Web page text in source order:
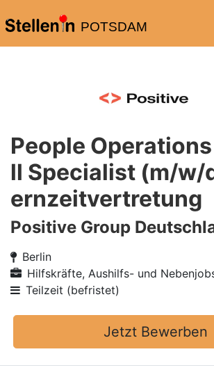
POTSDAM
People
ll Specialist (m/w/
ernzeitvertretung
Positive Group
Berlin
Hilfskräfte, Aushilfs- und
Teilzeit (befristet)
Jetzt Bewerben